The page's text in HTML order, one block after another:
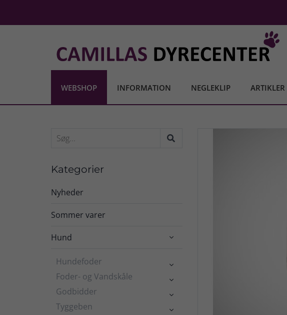
WEBSHOP INFORMATION NEGLEKLIP ARTIKLER
Kategorier
Nyheder
Sommer varer
Hund 
Hundefoder 
Foder- og Vandskåle 
Godbidder 
Tyggeben 